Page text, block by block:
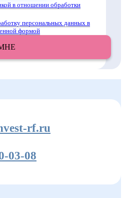
в отношении обработки
персональных данных в
формой
rf.ru
03-08